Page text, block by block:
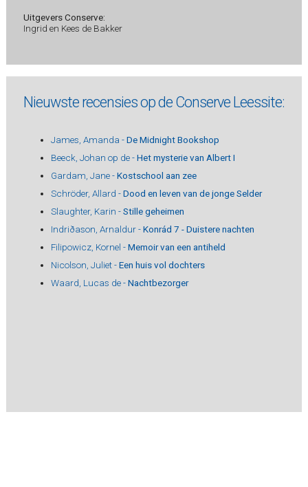
Uitgevers Conserve:
Ingrid en Kees de Bakker
Nieuwste recensies op de Conserve Leessite:
James, Amanda -De Midnight Bookshop
Beeck, Johan op de -Het mysterie van Albert I
Gardam, Jane -Kostschool aan zee
Schröder, Allard -Dood en leven van de jonge Selder
Slaughter, Karin -Stille geheimen
Indriðason, Arnaldur -Konrád 7 - Duistere nachten
Filipowicz, Kornel -Memoir van een antiheld
Nicolson, Juliet -Een huis vol dochters
Waard, Lucas de -Nachtbezorger